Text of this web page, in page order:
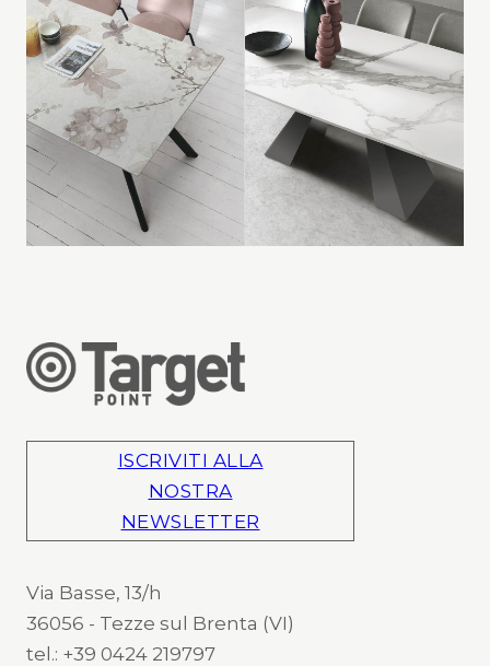
ISCRIVITI ALLA
NOSTRA
NEWSLETTER
Via Basse, 13/h
36056 - Tezze sul Brenta (VI)
tel.: +39 0424 219797